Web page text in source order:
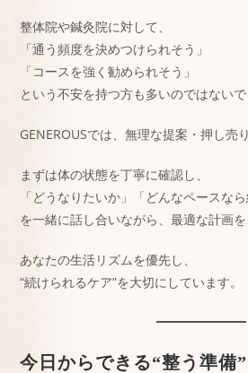
整体院や鍼灸院に対して、
「通う頻度を決めつけられそう」
「コースを強く勧められそう」
という不安を持つ方も多いのではないで
GENEROUSでは、無理な提案・押し売
まずは体の状態を丁寧に確認し、
「どうなりたいか」「どんなペースなら
を一緒に話し合いながら、最適な計画を
あなたの生活リズムを優先し、
“続けられるケア”を大切にしています。
今日からできる“整う準備”